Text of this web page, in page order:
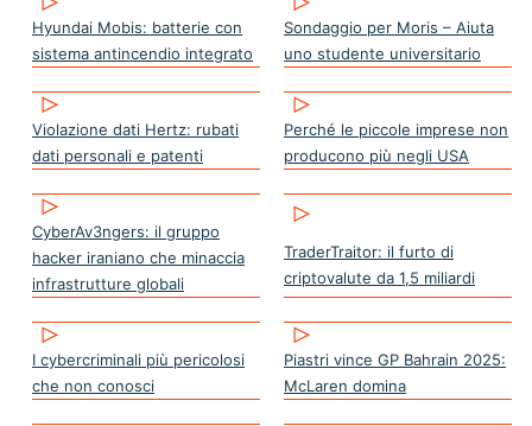
Hyundai Mobis: batterie con
sistema antincendio integrato
Sondaggio per Moris – Aiuta
uno studente universitario
Violazione dati Hertz: rubati
dati personali e patenti
Perché le piccole imprese non
producono più negli USA
CyberAv3ngers: il gruppo
hacker iraniano che minaccia
infrastrutture globali
TraderTraitor: il furto di
criptovalute da 1,5 miliardi
I cybercriminali più pericolosi
che non conosci
Piastri vince GP Bahrain 2025:
McLaren domina